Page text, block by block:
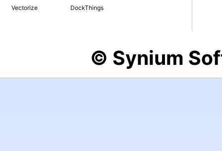
Vectorize DockThings
© Synium